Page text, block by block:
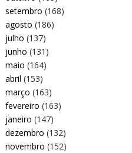
setembro (168)
agosto (186)
julho (137)
junho (131)
maio (164)
abril (153)
março (163)
fevereiro (163)
janeiro (147)
dezembro (132)
novembro (152)